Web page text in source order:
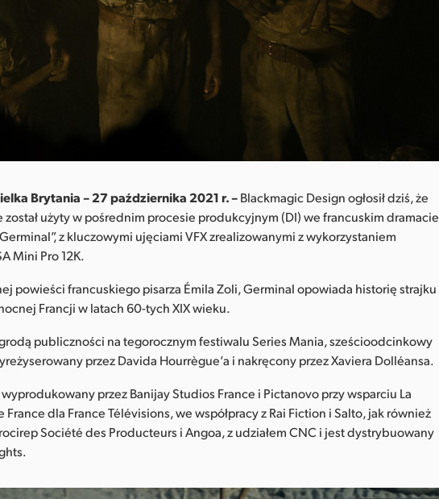
Brytania – 27 października 2021 r. –Blackmagic Design ogłosił dziś, że
został użyty w pośrednim procesie produkcyjnym (DI) we francuskim dramacie
z kluczowymi ujęciami VFX zrealizowanymi z wykorzystaniem
Mini Pro 12K.
powieści francuskiego pisarza Émila Zoli, Germinal opowiada historię strajku
Francji w latach 60-tych XIX wieku.
publiczności na tegorocznym festiwalu Series Mania, sześcioodcinkowy
przez Davida Hourrègue’a i nakręcony przez Xaviera Dolléansa.
wyprodukowany przez Banijay Studios France i Pictanovo przy wsparciu La
France dla France Télévisions, we współpracy z Rai Fiction i Salto, jak również
Société des Producteurs i Angoa, z udziałem CNC i jest dystrybuowany